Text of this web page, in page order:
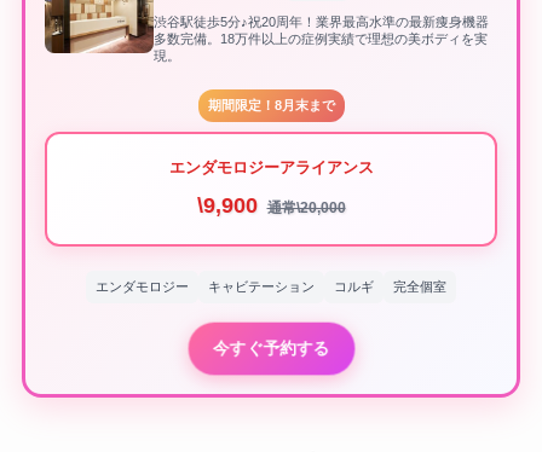
渋谷駅徒歩5分♪祝20周年！業界最高水準の最新痩身機器
多数完備。18万件以上の症例実績で理想の美ボディを実
現。
期間限定！8月末まで
エンダモロジーアライアンス
\9,900 通常\20,000
エンダモロジー キャビテーション コルギ 完全個室
今すぐ予約する